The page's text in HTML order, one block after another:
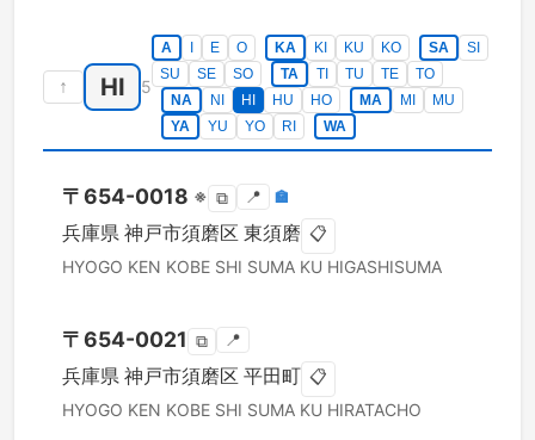
↑ HI 5
A E O KA KI KU KO SA
SI
SU
SE SO TA TI TU TE
TO
NA
NI HI HU HO MA MI
MU
YA
YU YO RI WA
〒654-0018 ※ ⧉ 📍 🏣
兵庫県 神戸市須磨区 東須磨 📋
HYOGO KEN KOBE SHI SUMA KU HIGASHISUMA
〒654-0021 ⧉ 📍
兵庫県 神戸市須磨区 平田町 📋
HYOGO KEN KOBE SHI SUMA KU HIRATACHO